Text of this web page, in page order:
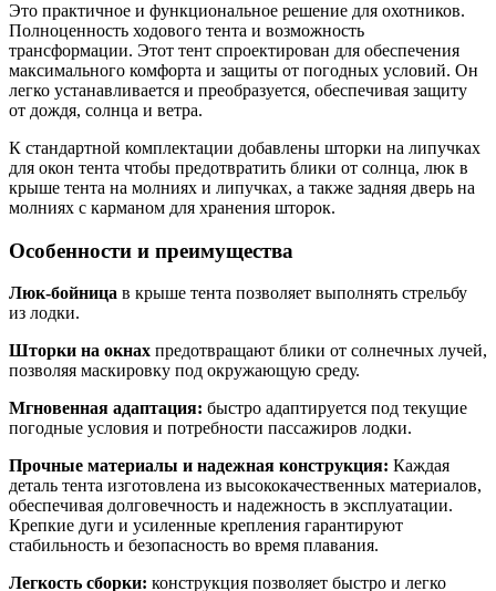
Это практичное и функциональное решение для охотников.
Полноценность ходового тента и возможность
трансформации. Этот тент спроектирован для обеспечения
максимального комфорта и защиты от погодных условий. Он
легко устанавливается и преобразуется, обеспечивая защиту
от дождя, солнца и ветра.
К стандартной комплектации добавлены шторки на липучках
для окон тента чтобы предотвратить блики от солнца, люк в
крыше тента на молниях и липучках, а также задняя дверь на
молниях с карманом для хранения шторок.
Особенности и преимущества
Люк-бойница в крыше тента позволяет выполнять стрельбу
из лодки.
Шторки на окнах предотвращают блики от солнечных лучей,
позволяя маскировку под окружающую среду.
Мгновенная адаптация: быстро адаптируется под текущие
погодные условия и потребности пассажиров лодки.
Прочные материалы и надежная конструкция: Каждая
деталь тента изготовлена из высококачественных материалов,
обеспечивая долговечность и надежность в эксплуатации.
Крепкие дуги и усиленные крепления гарантируют
стабильность и безопасность во время плавания.
Легкость сборки: конструкция позволяет быстро и легко